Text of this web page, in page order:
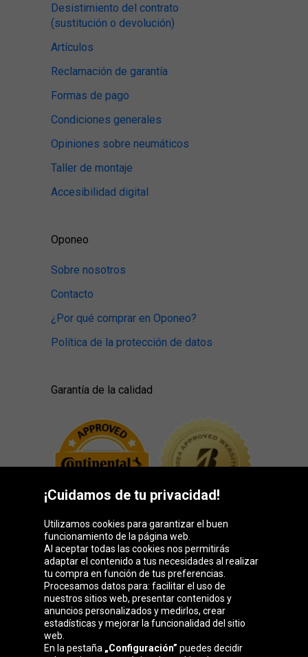
Desistimiento del contrato
(sustitución o devolución)
Artículos
Reclamación de garantía
Formas de pago
Condiciones generales
Opiniones sobre neumáticos
Taller de montaje
Accesibilidad digital
Oponeo
Sobre nosotros
Contacto
¿Por qué comprar en Oponeo?
Política de la protección de datos
Garantía de la calidad
Grupo Oponeo
Belgique
republika
¡Cuidamos de tu privacidad!
Utilizamos cookies para garantizar el buen
funcionamiento de la página web.
Al aceptar todas las cookies nos permitirás
adaptar el contenido a tus necesidades al realizar
tu compra en función de tus preferencias.
Procesamos datos para: facilitar el uso de
nuestros sitios web, presentar contenidos y
anuncios personalizados y medirlos, crear
estadísticas y mejorar la funcionalidad del sitio
web.
En la pestaña „Configuración” puedes decidir